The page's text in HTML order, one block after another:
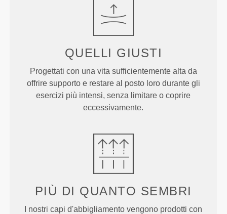
QUELLI GIUSTI
Progettati con una vita sufficientemente alta da
offrire supporto e restare al posto loro durante gli
esercizi più intensi, senza limitare o coprire
eccessivamente.
PIÙ DI QUANTO SEMBRI
I nostri capi d'abbigliamento vengono prodotti con